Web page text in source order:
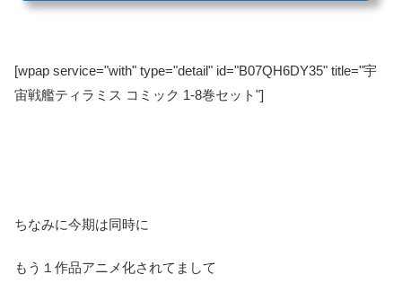
[wpap service="with" type="detail" id="B07QH6DY35" title="宇
宙戦艦ティラミス コミック 1-8巻セット"]
ちなみに今期は同時に
もう１作品アニメ化されてまして